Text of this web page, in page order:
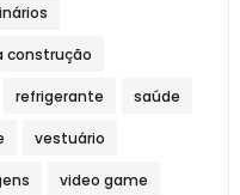
construção
refrigerante saúde
vestuário
video game